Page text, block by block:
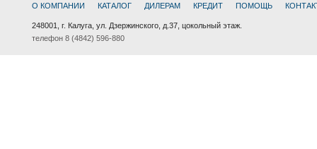
О КОМПАНИИ КАТАЛОГ ДИЛЕРАМ КРЕДИТ ПОМОЩЬ
248001, г. Калуга, ул. Дзержинского, д.37, цокольный этаж.
телефон 8 (4842) 596-880